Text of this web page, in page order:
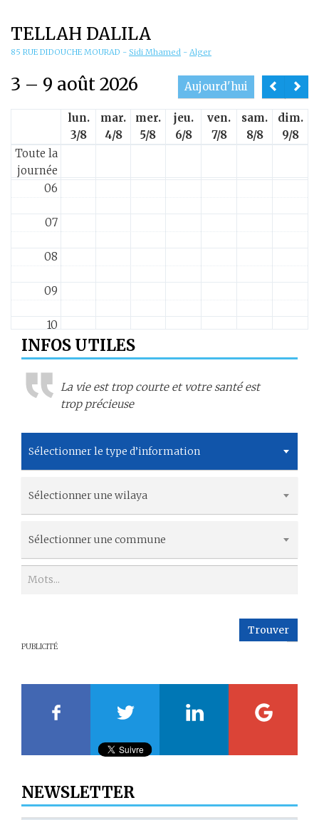
TELLAH DALILA
85 RUE DIDOUCHE MOURAD - Sidi Mhamed - Alger
3 – 9 août 2026 Aujourd'hui
lun.
3/8
mar.
4/8
mer.
5/8
jeu.
6/8
ven.
7/8
sam.
8/8
dim.
9/8
Toute la
journée
02
03
05
06
07
08
09
10
11
12
15
17
INFOS UTILES
La vie est trop courte et votre santé est
trop précieuse
Sélectionner le type d’information
Sélectionner une wilaya
Sélectionner une commune
Trouver
PUBLICITÉ
NEWSLETTER